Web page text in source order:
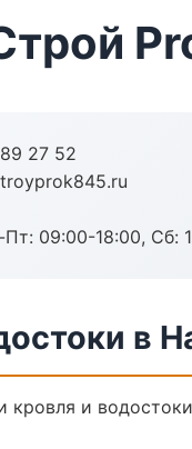
27 52
09:00-18:00, Сб:
в
кровля и